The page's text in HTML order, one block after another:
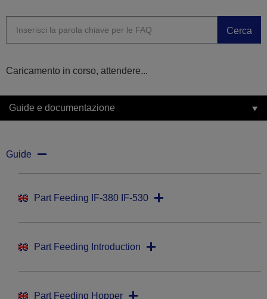
Cerca
Caricamento in corso, attendere...
Guide e documentazione
Guide
Part Feeding IF-380 IF-530
Part Feeding Introduction
Part Feeding Hopper